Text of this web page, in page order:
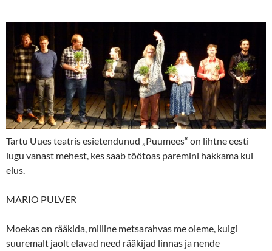
Tartu Uues teatris esietendunud „Puumees“ on lihtne eesti
lugu vanast mehest, kes saab töötoas paremini hakkama kui
elus.
MARIO PULVER
Moekas on rääkida, milline metsarahvas me oleme, kuigi
suuremalt jaolt elavad need rääkijad linnas ja nende